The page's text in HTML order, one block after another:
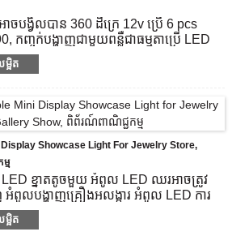
3W
បង្វិល
ចបង្វិលបាន 360 ដឺក្រេ 12v ប្រើ 6 pcs
កញ្ចក់បង្ហាញជាមួយពន្លឺជាធម្មតាប្រើ LED
បីធ្វើឱ្យប្រសើរឡើងផលិតផលនៅគ្រប់
3W
យមីញ៉ូមអាកាសចរណ៍
អិត
Showcase Light For Jewelry Store,
ម
ខ្នាតតូចមួយ អំពូល LED ឈរអាចត្រូវ
អំពូលបង្ហាញគ្រឿងអលង្ការ អំពូល LED ការ
អិត